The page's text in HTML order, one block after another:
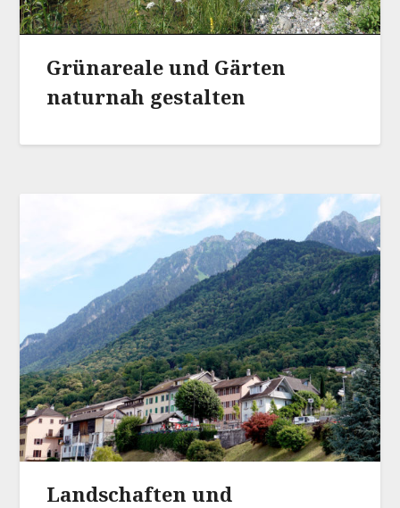
Grünareale und Gärten
naturnah gestalten
Landschaften und